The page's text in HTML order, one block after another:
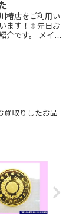
椿店をご利用い
ます！🔆先日お
介です。 メイプ
買取りしたお品